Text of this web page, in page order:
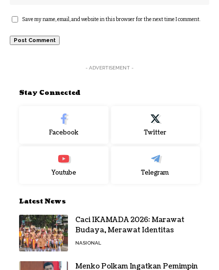
Save my name, email, and website in this browser for the next time I comment.
- ADVERTISEMENT -
Stay Connected
Facebook Twitter
Youtube Telegram
Latest News
Caci IKAMADA 2026: Marawat
Budaya, Merawat Identitas
NASIONAL
Menko Polkam Ingatkan Pemimpin